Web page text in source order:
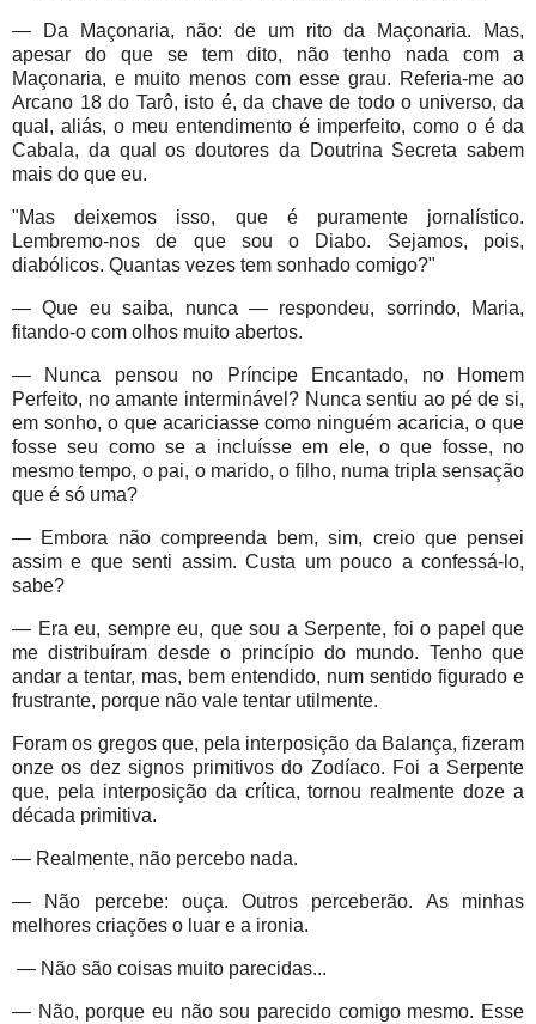
— Da Maçonaria, não: de um rito da Maçonaria. Mas,
apesar do que se tem dito, não tenho nada com a
Maçonaria, e muito menos com esse grau. Referia-me ao
Arcano 18 do Tarô, isto é, da chave de todo o universo, da
qual, aliás, o meu entendimento é imperfeito, como o é da
Cabala, da qual os doutores da Doutrina Secreta sabem
mais do que eu.
"Mas deixemos isso, que é puramente jornalístico.
Lembremo-nos de que sou o Diabo. Sejamos, pois,
diabólicos. Quantas vezes tem sonhado comigo?"
— Que eu saiba, nunca — respondeu, sorrindo, Maria,
fitando-o com olhos muito abertos.
— Nunca pensou no Príncipe Encantado, no Homem
Perfeito, no amante interminável? Nunca sentiu ao pé de si,
em sonho, o que acariciasse como ninguém acaricia, o que
fosse seu como se a incluísse em ele, o que fosse, no
mesmo tempo, o pai, o marido, o filho, numa tripla sensação
que é só uma?
— Embora não compreenda bem, sim, creio que pensei
assim e que senti assim. Custa um pouco a confessá-lo,
sabe?
— Era eu, sempre eu, que sou a Serpente, foi o papel que
me distribuíram desde o princípio do mundo. Tenho que
andar a tentar, mas, bem entendido, num sentido figurado e
frustrante, porque não vale tentar utilmente.
Foram os gregos que, pela interposição da Balança, fizeram
onze os dez signos primitivos do Zodíaco. Foi a Serpente
que, pela interposição da crítica, tornou realmente doze a
década primitiva.
— Realmente, não percebo nada.
— Não percebe: ouça. Outros perceberão. As minhas
melhores criações o luar e a ironia.
— Não são coisas muito parecidas...
— Não, porque eu não sou parecido comigo mesmo. Esse